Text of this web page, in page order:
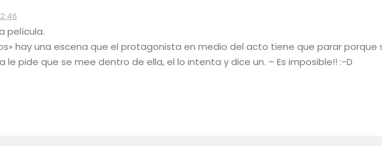
película.
hay una escena que el protagonista en medio del acto tiene que parar porque
le pide que se mee dentro de ella, el lo intenta y dice un. – Es imposible!! :-D